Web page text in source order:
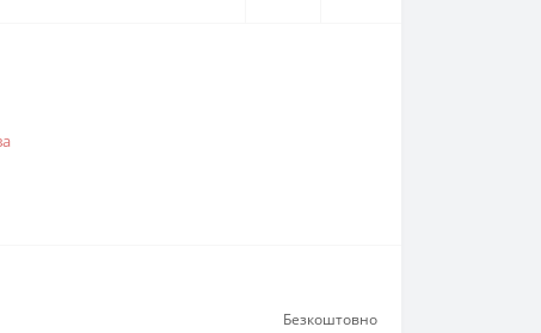
Безкоштовно